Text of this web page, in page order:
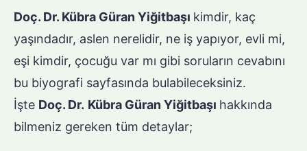
Doç. Dr. Kübra Güran Yiğitbaşı kimdir, kaç
yaşındadır, aslen nerelidir, ne iş yapıyor, evli mi,
eşi kimdir, çocuğu var mı gibi soruların cevabını
bu biyografi sayfasında bulabileceksiniz.
İşte Doç. Dr. Kübra Güran Yiğitbaşı hakkında
bilmeniz gereken tüm detaylar;